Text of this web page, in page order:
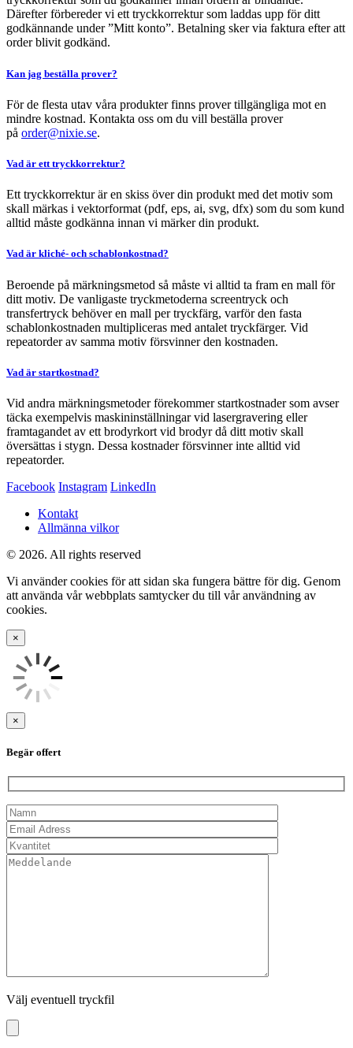
Därefter förbereder vi ett tryckkorrektur som laddas upp för ditt
godkännande under ”Mitt konto”. Betalning sker via faktura efter att
order blivit godkänd.
Kan jag beställa prover?
För de flesta utav våra produkter finns prover tillgängliga mot en
mindre kostnad. Kontakta oss om du vill beställa prover
på order@nixie.se.
Vad är ett tryckkorrektur?
Ett tryckkorrektur är en skiss över din produkt med det motiv som
skall märkas i vektorformat (pdf, eps, ai, svg, dfx) som du som kund
alltid måste godkänna innan vi märker din produkt.
Vad är kliché- och schablonkostnad?
Beroende på märkningsmetod så måste vi alltid ta fram en mall för
ditt motiv. De vanligaste tryckmetoderna screentryck och
transfertryck behöver en mall per tryckfärg, varför den fasta
schablonkostnaden multipliceras med antalet tryckfärger. Vid
repeatorder av samma motiv försvinner den kostnaden.
Vad är startkostnad?
Vid andra märkningsmetoder förekommer startkostnader som avser
täcka exempelvis maskininställningar vid lasergravering eller
framtagandet av ett brodyrkort vid brodyr då ditt motiv skall
översättas i stygn. Dessa kostnader försvinner inte alltid vid
repeatorder.
Facebook Instagram LinkedIn
Kontakt
Allmänna vilkor
© 2026. All rights reserved
Vi använder cookies för att sidan ska fungera bättre för dig. Genom
att använda vår webbplats samtycker du till vår användning av
cookies.
×
×
Begär offert
Välj eventuell tryckfil